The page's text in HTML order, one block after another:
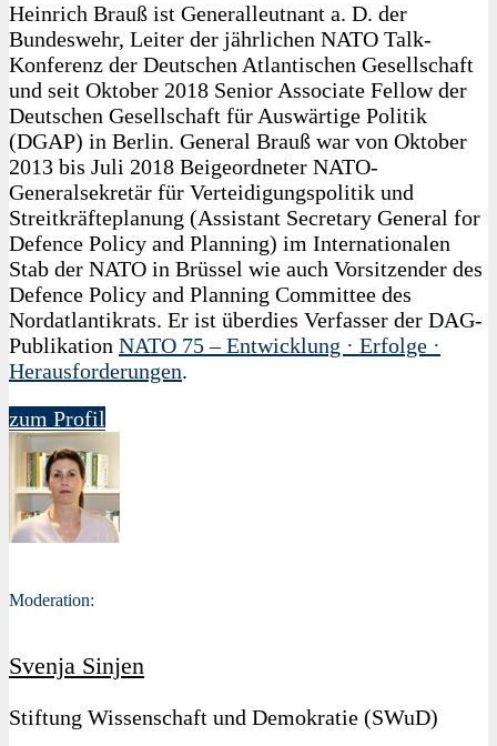
Heinrich Brauß ist Generalleutnant a. D. der
Bundeswehr, Leiter der jährlichen NATO Talk-
Konferenz der Deutschen Atlantischen Gesellschaft
und seit Oktober 2018 Senior Associate Fellow der
Deutschen Gesellschaft für Auswärtige Politik
(DGAP) in Berlin. General Brauß war von Oktober
2013 bis Juli 2018 Beigeordneter NATO-
Generalsekretär für Verteidigungspolitik und
Streitkräfteplanung (Assistant Secretary General for
Defence Policy and Planning) im Internationalen
Stab der NATO in Brüssel wie auch Vorsitzender des
Defence Policy and Planning Committee des
Nordatlantikrats. Er ist überdies Verfasser der DAG-
Publikation NATO 75 – Entwicklung · Erfolge ·
Herausforderungen.
zum Profil
Moderation:
Svenja Sinjen
Stiftung Wissenschaft und Demokratie (SWuD)